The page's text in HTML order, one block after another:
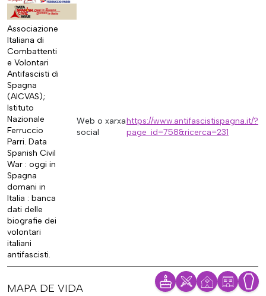
Associazione
Italiana di
Combattenti
e Volontari
Antifascisti di
Spagna
(AICVAS);
Istituto
Nazionale
Ferruccio
Parri. Data
Spanish Civil
War : oggi in
Spagna
domani in
Italia : banca
dati delle
biografie dei
volontari
italiani
antifascisti.
Web o xarxa
social
https://www.antifascistispagna.it/?
page_id=758&ricerca=231
MAPA DE VIDA